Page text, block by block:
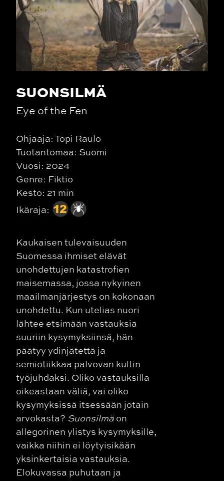
SUONSILMÄ
Eye of the Fen
Ohjaaja: Topi Raulo
Tuotantomaa: Suomi
Vuosi: 2024
Genre: Fiktio
Kesto: 21 min
Ikäraja:
Kaukaisen tulevaisuuden
Suomessa ihmiset elävät
unohdettujen katastrofien
maisemassa, jossa nykyinen
maailmanjärjestys on kokonaan
unohdettu. Kun utelias nuori
lähtee etsimään vastauksia
suuriin kysymyksiinsä, hän
päätyy ydinjätettä ja
semiotiikkaa palvovan kultin
työjuhdaksi. Oliko vastauksilla
oikeastaan väliä, vai oliko
kysymyksissä itsessään jotain
arvokasta? Suonsilmäon
allegorinen ylistys kysymyksille,
vaikka niihin ei löytyisikään
yksinkertaisia vastauksia.
Elokuvassa puhutaan ja